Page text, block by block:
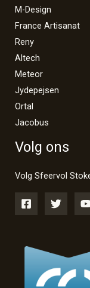
M-Design
France Artisanat
Reny
Altech
Meteor
Jydepejsen
Ortal
Jacobus
Volg ons
Volg Sfeervol